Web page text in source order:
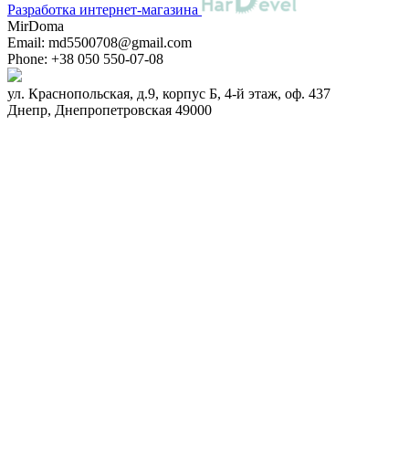
Разработка интернет-магазина
MirDoma
Email: md5500708@gmail.com
Phone: +38 050 550-07-08
ул. Краснопольская, д.9, корпус Б, 4-й этаж, оф. 437
Днепр, Днепропетровская 49000